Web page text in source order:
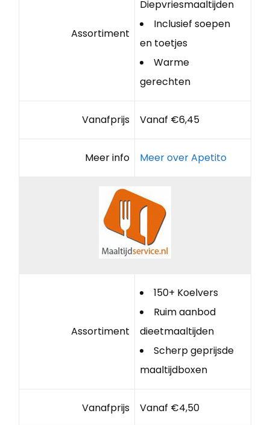
Assortiment
Diepvriesmaaltijden
Inclusief soepen
en toetjes
Warme
gerechten
Vanafprijs Vanaf €6,45
Meer info Meer over Apetito
Assortiment
150+ Koelvers
Ruim aanbod
dieetmaaltijden
Scherp geprijsde
maaltijdboxen
Vanafprijs Vanaf €4,50